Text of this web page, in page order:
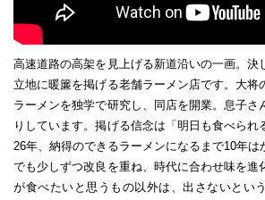
高速道路の高架を見上げる新道沿いの一画。決
立地に暖簾を掲げる老舗ラーメン店です。大将
ラーメンを独学で研究し、同店を開業。息子さ
りしています。掲げる信念は「明日も食べられ
26年、納得のできるラーメンになるまで10年は
でも少しずつ改良を重ね、時代に合わせ味を進
が食べたいと思うもの以外は、出さないとい